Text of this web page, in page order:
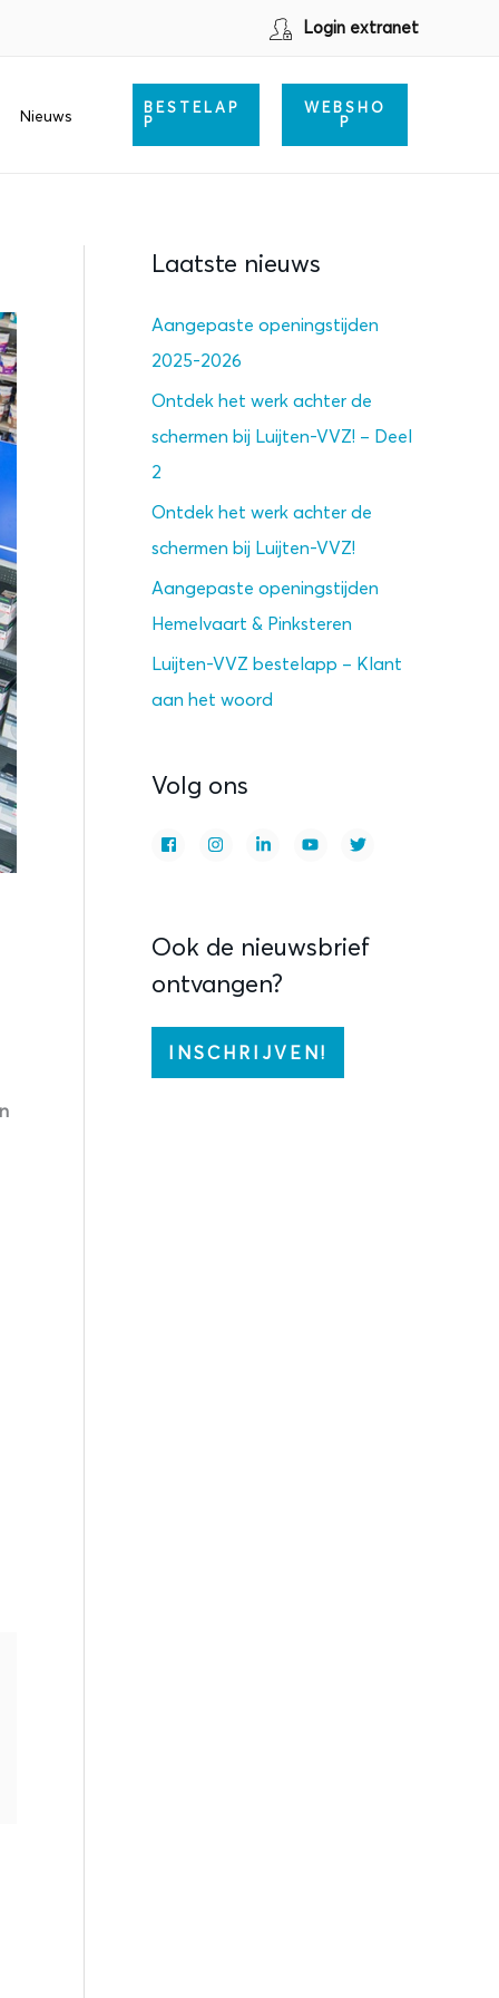
Login extranet
Nieuws
BESTELAP
P
WEBSHO
P
Laatste nieuws
Aangepaste openingstijden
2025-2026
Ontdek het werk achter de
schermen bij Luijten-VVZ! – Deel
2
Ontdek het werk achter de
schermen bij Luijten-VVZ!
Aangepaste openingstijden
Hemelvaart & Pinksteren
Luijten-VVZ bestelapp – Klant
aan het woord
Volg ons
Ook de nieuwsbrief
ontvangen?
INSCHRIJVEN!